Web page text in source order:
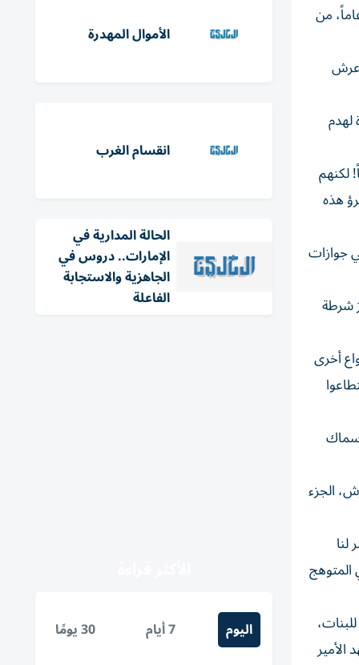
من
عرش
لكنهم
هذه
جوازات
شرطة
أخرى
الجزء
المتوهج
الأموال المهدرة
انقسام الغرب
الحالة المدارية في
الإمارات.. دروس في
الجاهزية والاستجابة
الفاعلة
اليوم 7 أيام 30 يومًا